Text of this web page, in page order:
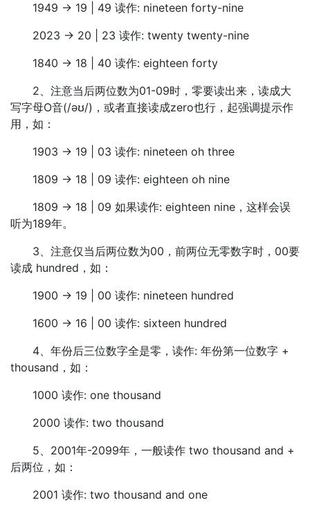
1949 -> 19 | 49 读作: nineteen forty-nine
2023 -> 20 | 23 读作: twenty twenty-nine
1840 -> 18 | 40 读作: eighteen forty
2、注意当后两位数为01-09时，零要读出来，读成大
写字母O音(/əʊ/)，或者直接读成zero也行，起强调提示作
用，如：
1903 -> 19 | 03 读作: nineteen oh three
1809 -> 18 | 09 读作: eighteen oh nine
1809 -> 18 | 09 如果读作: eighteen nine，这样会误
听为189年。
3、注意仅当后两位数为00，前两位无零数字时，00要
读成 hundred，如：
1900 -> 19 | 00 读作: nineteen hundred
1600 -> 16 | 00 读作: sixteen hundred
4、年份后三位数字全是零，读作: 年份第一位数字 +
thousand，如：
1000 读作: one thousand
2000 读作: two thousand
5、2001年-2099年，一般读作 two thousand and +
后两位，如：
2001 读作: two thousand and one